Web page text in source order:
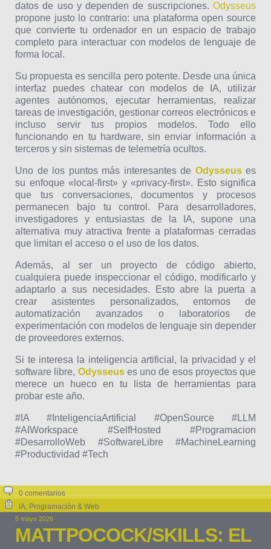
datos de uso y dependen de suscripciones. Odysseus
propone justo lo contrario: una plataforma open source
que convierte tu ordenador en un espacio de trabajo
completo para interactuar con modelos de lenguaje de
forma local.
Su propuesta es sencilla pero potente. Desde una única
interfaz puedes chatear con modelos de IA, utilizar
agentes autónomos, ejecutar herramientas, realizar
tareas de investigación, gestionar correos electrónicos e
incluso servir tus propios modelos. Todo ello
funcionando en tu hardware, sin enviar información a
terceros y sin sistemas de telemetría ocultos.
Uno de los puntos más interesantes de Odysseus es
su enfoque «local-first» y «privacy-first». Esto significa
que tus conversaciones, documentos y procesos
permanecen bajo tu control. Para desarrolladores,
investigadores y entusiastas de la IA, supone una
alternativa muy atractiva frente a plataformas cerradas
que limitan el acceso o el uso de los datos.
Además, al ser un proyecto de código abierto,
cualquiera puede inspeccionar el código, modificarlo y
adaptarlo a sus necesidades. Esto abre la puerta a
crear asistentes personalizados, entornos de
automatización avanzados o laboratorios de
experimentación con modelos de lenguaje sin depender
de proveedores externos.
Si te interesa la inteligencia artificial, la privacidad y el
software libre, Odysseus es uno de esos proyectos que
merece un hueco en tu lista de herramientas para
probar este año.
#IA #InteligenciaArtificial #OpenSource #LLM
#AIWorkspace #SelfHosted #Programacion
#DesarrolloWeb #SoftwareLibre #MachineLearning
#Productividad #Tech
0 comentarios
IA, Programación & Web
5 mayo 2026
MATTPOCOCK/SKILLS: EL